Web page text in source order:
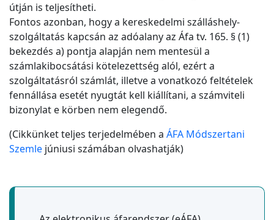
útján is teljesítheti.
Fontos azonban, hogy a kereskedelmi szálláshely-
szolgáltatás kapcsán az adóalany az Áfa tv. 165. § (1)
bekezdés a) pontja alapján nem mentesül a
számlakibocsátási kötelezettség alól, ezért a
szolgáltatásról számlát, illetve a vonatkozó feltételek
fennállása esetét nyugtát kell kiállítani, a számviteli
bizonylat e körben nem elegendő.
(Cikkünket teljes terjedelmében a ÁFA Módszertani
Szemle júniusi számában olvashatják)